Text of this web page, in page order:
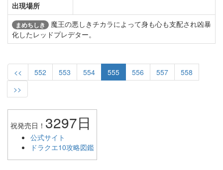
出現場所
まめちしき
魔王の悪しきチカラによって身も心も支配され凶暴
化したレッドプレデター。
<< 552 553 554 555 556 557
558
>>
祝発売日！ 3297日
公式サイト
ドラクエ10攻略図鑑